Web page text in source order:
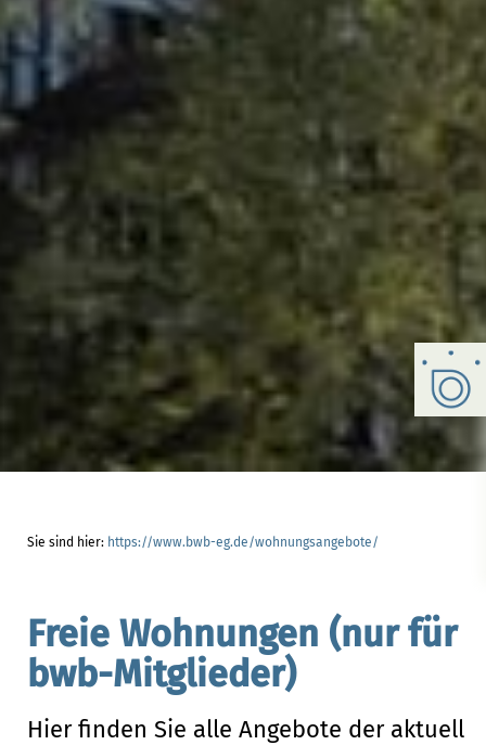
Sie sind hier: https://www.bwb-eg.de/wohnungsangebote/
Freie Wohnungen (nur für
bwb-Mitglieder)
Hier finden Sie alle Angebote der aktuell